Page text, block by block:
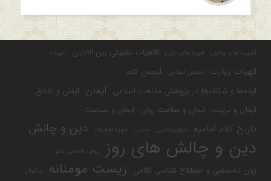
آسیب ها و چالش آموزه های دینی الاهیات تطبیقی بین الادیان الهیات
الهیات زیارت انجمن اسلامی
انجمن کلام
ایده‌ها و شکاف‌ها در پژوهش مذاهب اسلامی ایمان ایمان و اخلاق
ایمان و تربیت ایمان و سلامت روان ایمان و سیاست
تاریخ کلام امامیه جهان‌شناسی حجاب حوزه الاهیات دین و چالش
دین و چالش های روز روش شناسی علم
زبان تخصصی و اصطلاح شناسی کلامی زیست مومنانه سکولار